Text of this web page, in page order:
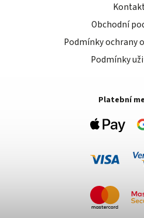
Obchodní
Podmínky ochrany
Podmínky
Platební